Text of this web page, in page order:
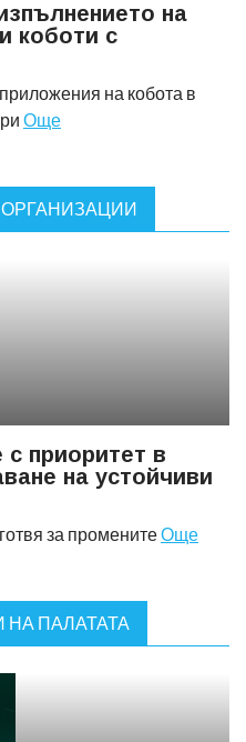
на
коботи с
на кобота в
Още
приоритет в
на устойчиви
за променитеОще
ПАЛАТАТА